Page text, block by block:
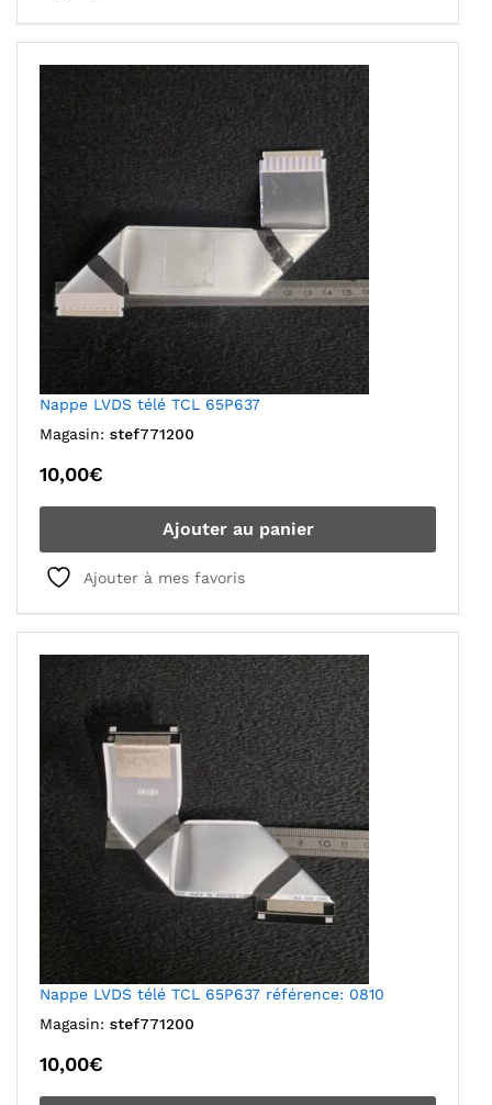
Nappe LVDS télé TCL 65P637
Magasin: stef771200
10,00€
Ajouter au panier
Ajouter à mes favoris
Nappe LVDS télé TCL 65P637 référence: 0810
Magasin: stef771200
10,00€